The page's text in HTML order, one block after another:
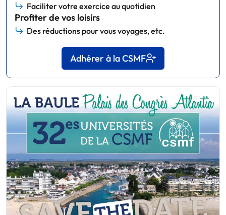
Faciliter votre exercice au quotidien
Profiter de vos loisirs
Des réductions pour vous voyages, etc.
Adhérer à la CSMF